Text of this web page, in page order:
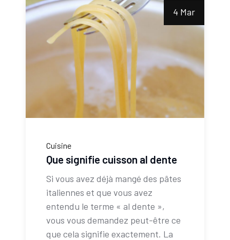
4 Mar
Cuisine
Que signifie cuisson al dente
Si vous avez déjà mangé des pâtes
italiennes et que vous avez
entendu le terme « al dente »,
vous vous demandez peut-être ce
que cela signifie exactement. La